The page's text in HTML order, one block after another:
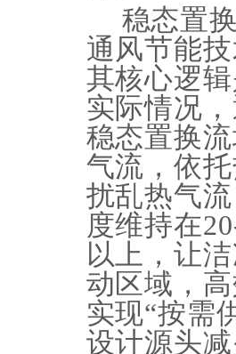
稳态置
通风节能
其核心逻
实际情况
稳态置换
气流，依
扰乱热气
度维持在
以上，让
动区域，
实现“按需
设计源头